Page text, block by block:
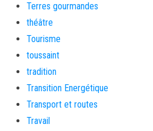
Terres gourmandes
théâtre
Tourisme
toussaint
tradition
Transition Energétique
Transport et routes
Travail